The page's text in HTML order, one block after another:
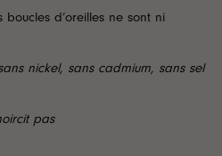
boucles d’oreilles ne sont ni
nickel, sans cadmium, sans sel
pas